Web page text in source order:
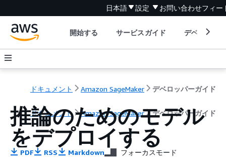
日本語 設定 お問い合わせフィー
開始する サービスガイド デベロッパ
ドキュメント Amazon SageMaker デベロッパーガイド
ドキュメント Amazon SageMaker デベロッパーガイド
推論のためのモデル
をデプロイする
PDF RSS Markdown フォーカスモード